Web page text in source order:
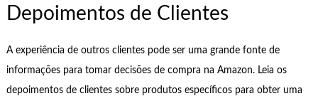
Depoimentos de Clientes
A experiência de outros clientes pode ser uma grande fonte de
informações para tomar decisões de compra na Amazon. Leia os
depoimentos de clientes sobre produtos específicos para obter uma